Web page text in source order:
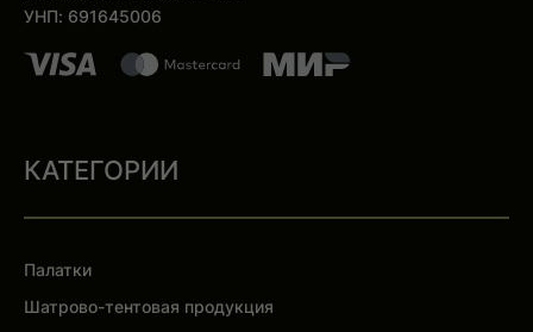
УНП: 691645006
КАТЕГОРИИ
Палатки
Шатрово-тентовая продукция